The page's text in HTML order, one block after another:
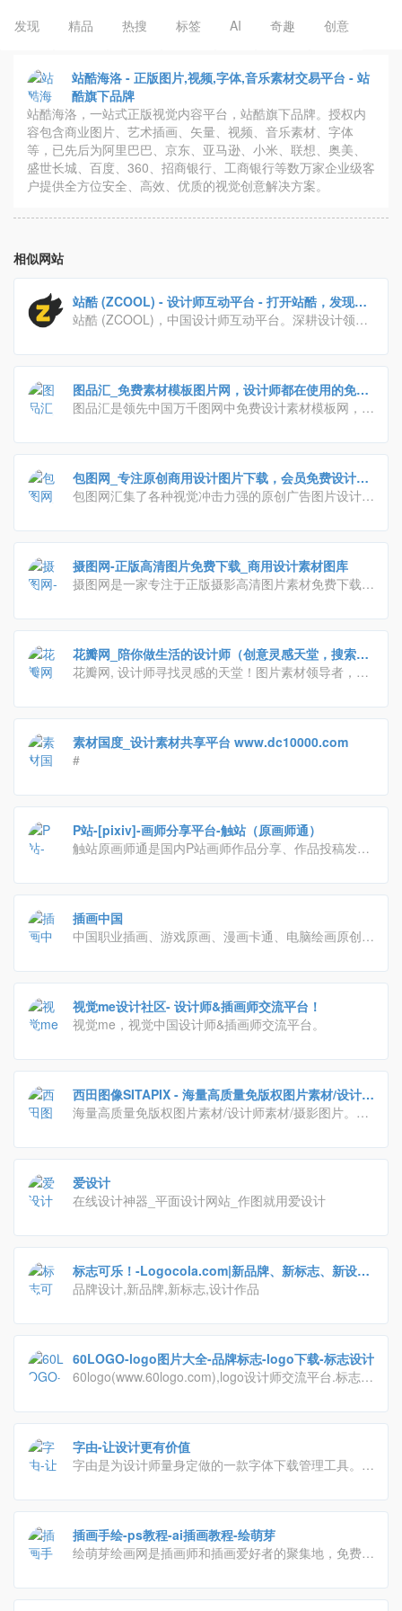
发现 精品 热搜 标签 AI 奇趣 创意
站酷海洛 - 正版图片,视频,字体,音乐素材交易平台 - 站
酷旗下品牌
站酷海洛，一站式正版视觉内容平台，站酷旗下品牌。授权内
容包含商业图片、艺术插画、矢量、视频、音乐素材、字体
等，已先后为阿里巴巴、京东、亚马逊、小米、联想、奥美、
盛世长城、百度、360、招商银行、工商银行等数万家企业级客
户提供全方位安全、高效、优质的视觉创意解决方案。
相似网站
站酷 (ZCOOL) - 设计师互动平台 - 打开站酷，发现更
好的设计！
站酷 (ZCOOL)，中国设计师互动平台。深耕设计领域
师、艺术家、创意人，设计创意群体中具有较高的影响
图品汇_免费素材模板图片网，设计师都在使用的免费
素材图片平台
图品汇是领先中国万千图网中免费设计素材模板网，提
报/模板等，致力将中国优秀的设计师，高品质的设计
日更新2000+，高速免费下载。
包图网_专注原创商用设计图片下载，会员免费设计素
材模板独家图库
包图网汇集了各种视觉冲击力强的原创广告图片设计、
插画动图、装饰模型等素材，由顶尖的设计师供稿，符
网。
摄图网-正版高清图片免费下载_商用设计素材图库
摄图网是一家专注于正版摄影高清图片素材免费下载的
商务,建筑,风景,美食,家居,外景,背景等好看的图片设计
成长，百万图片量和设计师在这里找到满意的图片素材
和设计灵感!
花瓣网_陪你做生活的设计师（创意灵感天堂，搜索、
发现设计灵感、设计素材）
花瓣网, 设计师寻找灵感的天堂！图片素材领导者，帮
感,保存有用的素材,计划旅行,晒晒自己想要的东西
素材国度_设计素材共享平台 www.dc10000.com
#
P站-[pixiv]-画师分享平台-触站（原画师通）
触站原画师通是国内P站画师作品分享、作品投稿发布
握！触站涵盖游戏原画、日系插画、二次元漫画、手
站！
插画中国
中国职业插画、游戏原画、漫画卡通、电脑绘画原创网
画廊、插画招聘征稿、插画教程、插画培训、插画设计
视觉me设计社区- 设计师&插画师交流平台！
视觉me，视觉中国设计师&插画师交流平台。
西田图像SITAPIX - 海量高质量免版权图片素材/设计师
素材/摄影图片
海量高质量免版权图片素材/设计师素材/摄影图片。
设计素材、PPT制作图片素材、高清壁纸、高清大图、
爱设计
在线设计神器_平面设计网站_作图就用爱设计
标志可乐！-Logocola.com|新品牌、新标志、新设
计！
品牌设计,新品牌,新标志,设计作品
60LOGO-logo图片大全-品牌标志-logo下载-标志设计
60logo(www.60logo.com),logo设计师交流平台.标志设
了他们的logo设计,品牌标志设计,公司logo设计和文字
字由-让设计更有价值
字由是为设计师量身定做的一款字体下载管理工具。这
和高效的使用字体，还为你展示了每款字体的详细信息
你领略字体在设计中的更多精彩。
插画手绘-ps教程-ai插画教程-绘萌芽
绘萌芽绘画网是插画师和插画爱好者的聚集地，免费提
稿素材、插画图片、绘画工具下载等资源的全面绘画学